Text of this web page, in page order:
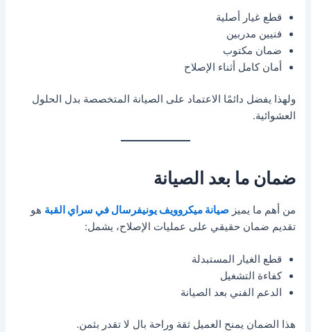
قطع غيار أصلية
فنيين مدربين
ضمان مكتوب
أمان كامل أثناء الإصلاح
ولهذا يفضل دائمًا الاعتماد على الصيانة المتخصصة بدل الحلول
العشوائية.
ضمان ما بعد الصيانة
من أهم ما يميزصيانة ميكروويف يونيفرسال في سراي القبة هو
تقديم ضمان حقيقي على عمليات الإصلاح، يشمل:
قطع الغيار المستبدلة
كفاءة التشغيل
الدعم الفني بعد الصيانة
هذا الضمان يمنح العميل ثقة وراحة بال لا تقدر بثمن.